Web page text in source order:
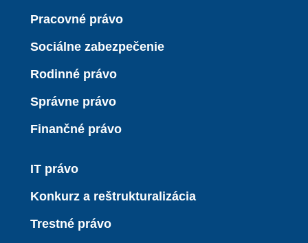
Pracovné právo
Sociálne zabezpečenie
Rodinné právo
Správne právo
Finančné právo
IT právo
Konkurz a reštrukturalizácia
Trestné právo